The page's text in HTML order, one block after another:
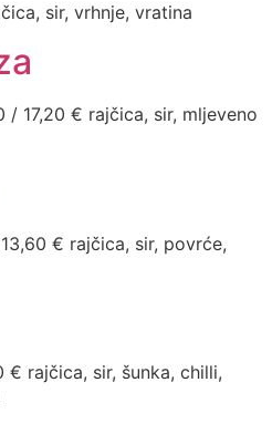
sir, vrhnje, vratina
17,20 € rajčica, sir, mljeveno
€ rajčica, sir, povrće,
€ rajčica, sir, šunka, chilli,